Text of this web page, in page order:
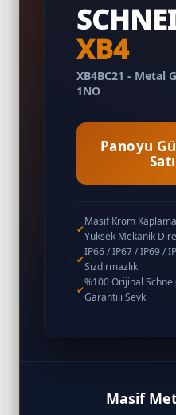
XB4
XB4BC21 - Metal
1NO
Panoyu
✔
Masif Krom
Yüksek Mekanik
✔
IP66 / IP67 / IP69 /
Sızdırmazlık
✔
%100 Orijinal
Garantili Sevk
Masif